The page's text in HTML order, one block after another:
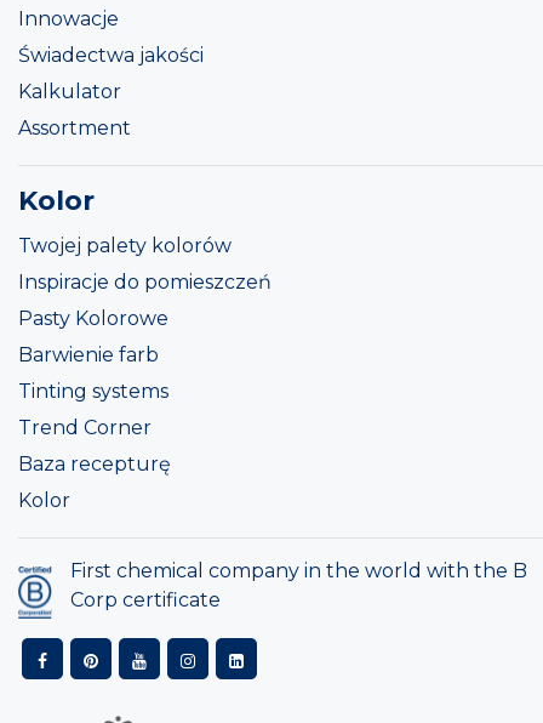
Innowacje
Świadectwa jakości
Kalkulator
Assortment
Kolor
Twojej palety kolorów
Inspiracje do pomieszczeń
Pasty Kolorowe
Barwienie farb
Tinting systems
Trend Corner
Baza recepturę
Kolor
First chemical company in the world with the B
Corp certificate